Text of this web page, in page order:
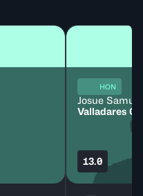
HON
Josue Samuel
Valladares
13.0